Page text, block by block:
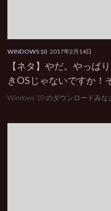
WINDOWS 10 2017年2月14日
【ネタ】やだ。やっぱ
きOSじゃないですか！
Windows 10 のダウンロードみな